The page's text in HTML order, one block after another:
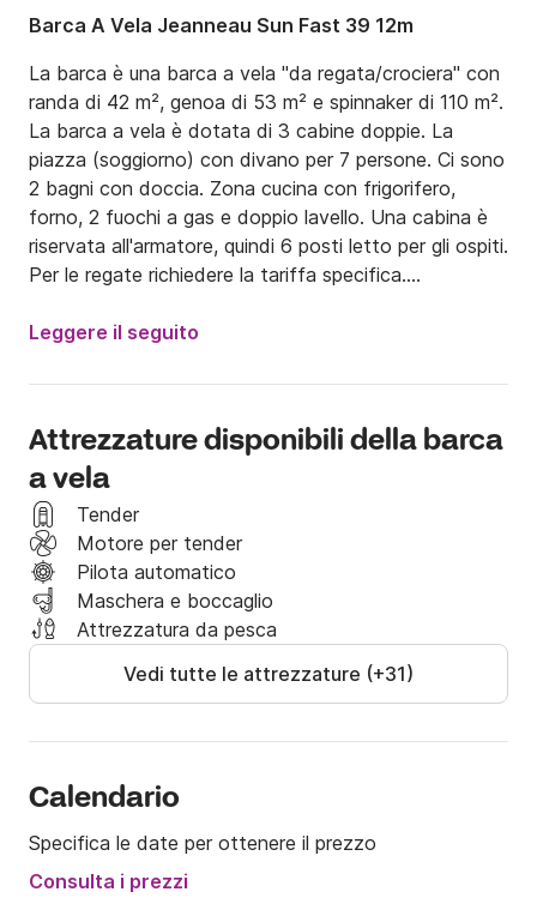
Barca A Vela Jeanneau Sun Fast 39 12m
La barca è una barca a vela "da regata/crociera" con
randa di 42 m², genoa di 53 m² e spinnaker di 110 m².
La barca a vela è dotata di 3 cabine doppie. La
piazza (soggiorno) con divano per 7 persone. Ci sono
2 bagni con doccia. Zona cucina con frigorifero,
forno, 2 fuochi a gas e doppio lavello. Una cabina è
riservata all'armatore, quindi 6 posti letto per gli ospiti.
Per le regate richiedere la tariffa specifica.
Se non parli francese, nessun problema!
di Marsiglia, Frioul, Côte Bleue, . . .
Nell'arco di una settimana sono disponibili diverse
scelte tra Marsiglia e St. Tropez: Les Embiez,
Porquerolles, Port Cros, Bormes les Mimosas.
Per partenze di 2 settimane o più, la costa tra
Marsiglia e San Rémo (possibilmente la Corsica) è
magnifica.
Possibilità di ormeggio o porto a seconda dei vostri
desideri e delle previsioni del tempo.
Pesca possibile per i dilettanti.
Questa barca a vela riunisce le qualità di un marinaio e
Leggere il seguito
Attrezzature disponibili della barca
a vela
Tender
Motore per tender
Pilota automatico
Maschera e boccaglio
Attrezzatura da pesca
Vedi tutte le attrezzature (+31)
Calendario
Specifica le date per ottenere il prezzo
Consulta i prezzi